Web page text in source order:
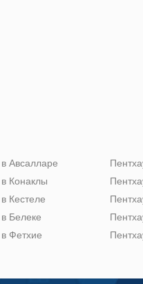
Авсалларе
Конаклы
Кестеле
Белеке
Фетхие